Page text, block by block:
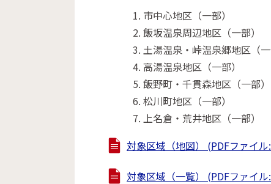
市中心地区（一部）
飯坂温泉周辺地区（一部）
土湯温泉・峠温泉郷地区（一
高湯温泉地区（一部）
飯野町・千貫森地区（一部）
松川町地区（一部）
上名倉・荒井地区（一部）
対象区域（地図） (PDFファイ
対象区域（一覧） (PDFファイ